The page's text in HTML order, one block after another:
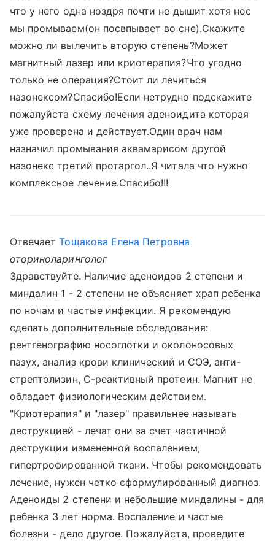
что у него одна ноздря почти не дышит хотя нос
мы промываем(он посвпывает во сне).Скажите
можно ли вылечить вторую степень?Может
магнитный лазер или криотерапия?Что угодно
только не операция?Стоит ли лечиться
назонексом?Спасибо!Если нетрудно подскажите
пожалуйста схему лечения аденоидита которая
уже проверена и действует.Один врач нам
назначил промывания аквамарисом другой
назонекс третий протаргол..Я читала что нужно
комплексное лечение.Спасибо!!!
ОтвечаетТощакова Елена Петровна
оториноларинголог
Здравствуйте. Наличие аденоидов 2 степени и
миндалин 1 - 2 степени не объясняет храп ребенка
по ночам и частые инфекции. Я рекомендую
сделать дополнительные обследования:
рентгенографию носоглотки и околоносовых
пазух, анализ крови клинический и СОЭ, анти-
стрептолизин, С-реактивный протеин. Магнит не
обладает физиологическим действием.
"Криотерапия" и "лазер" правильнее называть
деструкцией - лечат они за счет частичной
деструкции измененной воспалением,
гипертрофированной ткани. Чтобы рекомендовать
лечение, нужен четко сформулированный диагноз.
Аденоиды 2 степени и небольшие миндалины - для
ребенка 3 лет норма. Воспаление и частые
болезни - дело другое. Пожалуйста, проведите